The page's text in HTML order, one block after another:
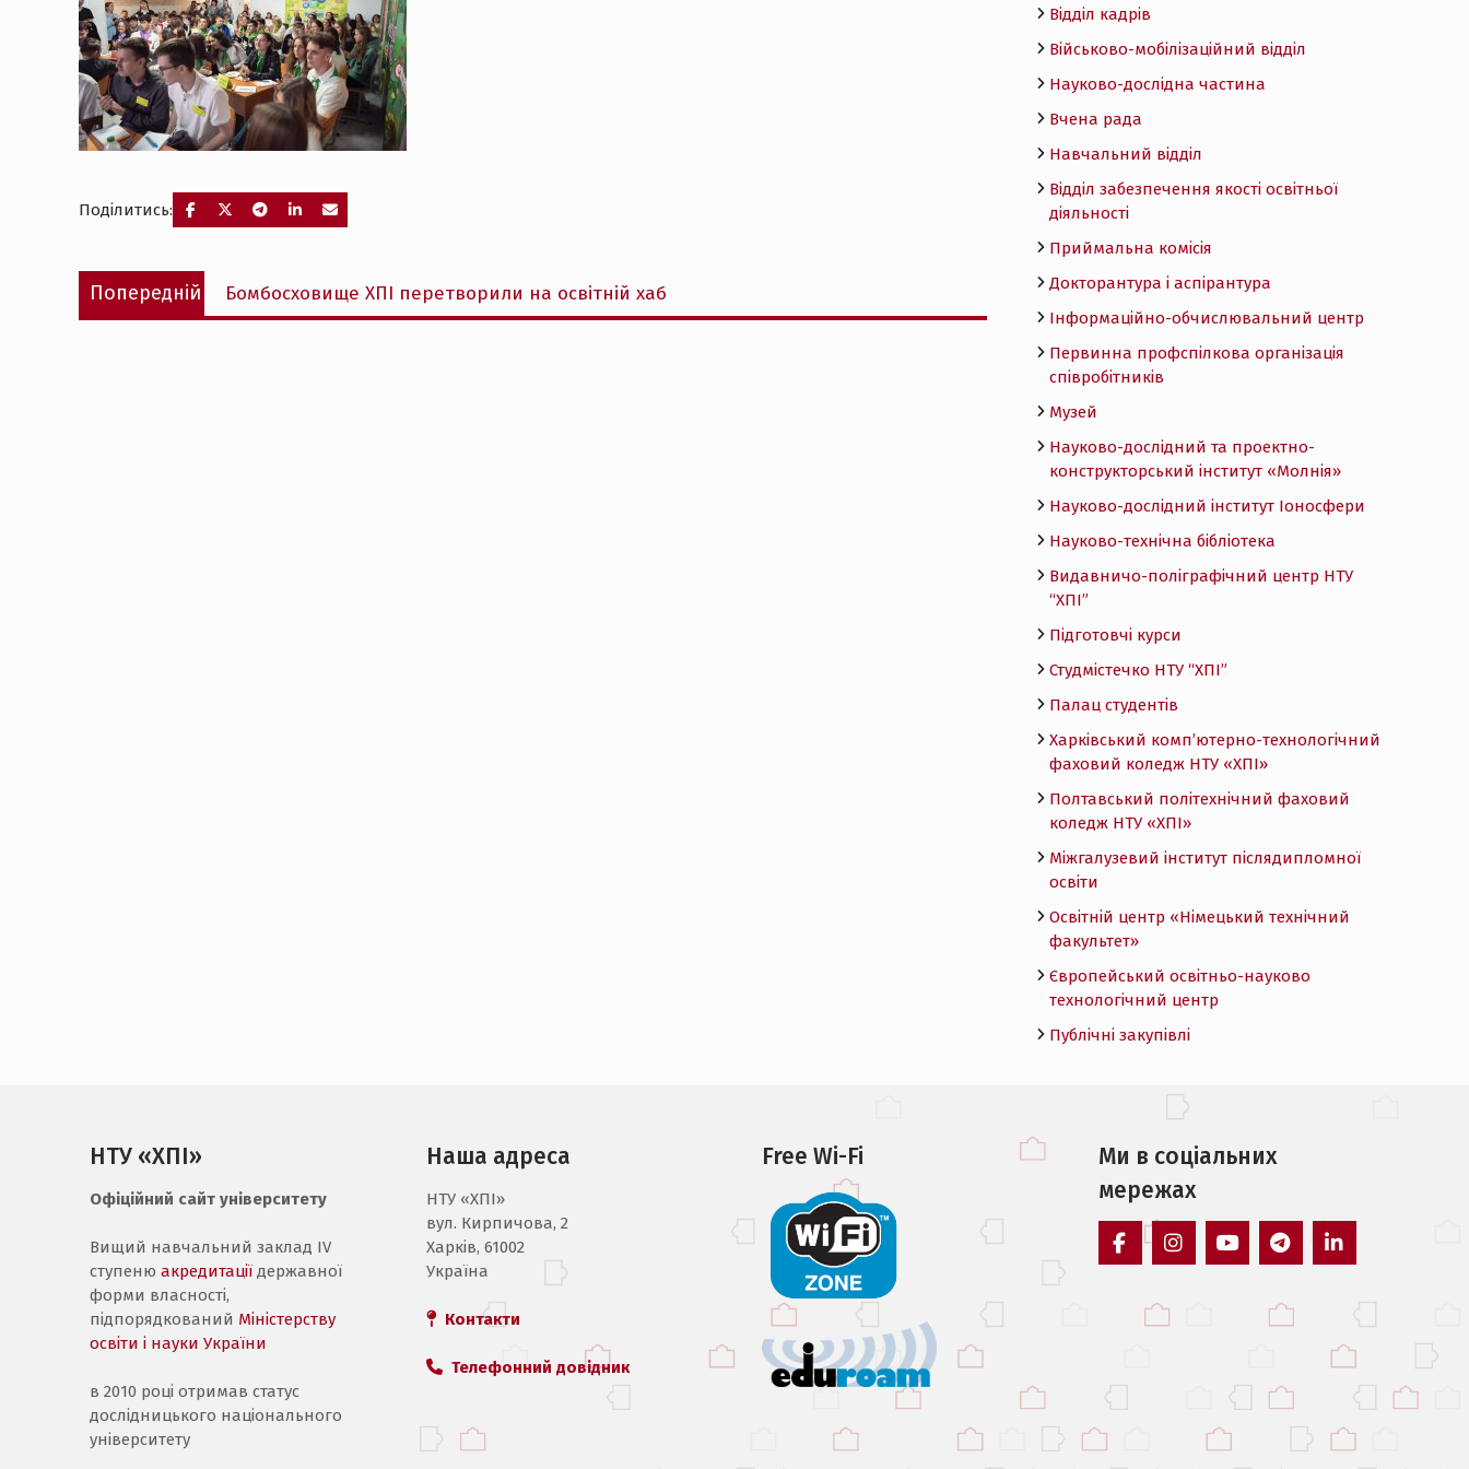
Поділитись:
Навігація
записів
Попередній
Попередній
запис:
Бомбосховище ХПІ перетворили на освітній хаб
Відділ кадрів
Військово-мобілізаційний відділ
Науково-дослідна частина
Вчена рада
Навчальний відділ
Відділ забезпечення якості освітньої
діяльності
Приймальна комісія
Докторантура і аспірантура
Інформаційно-обчислювальний центр
Первинна профспілкова організація
співробітників
Музей
Науково-дослідний та проектно-
конструкторський інститут «Молнія»
Науково-дослідний інститут Іоносфери
Науково-технічна бібліотека
Видавничо-поліграфічний центр НТУ
“ХПІ”
Підготовчі курси
Студмістечко НТУ “ХПІ”
Палац студентів
Харківський комп’ютерно-технологічний
фаховий коледж НТУ «ХПI»
Полтавський політехнічний фаховий
коледж НТУ «ХПI»
Міжгалузевий інститут післядипломної
освіти
Освітній центр «Німецький технічний
факультет»
Європейський освітньо-науково
технологічний центр
Публічні закупівлі
НТУ «ХПІ»
Офіційний сайт університету
Вищий навчальний заклад IV
ступеню акредитації державної
форми власності,
підпорядкований Міністерству
освіти і науки України
в 2010 році отримав статус
дослідницького національного
університету
Наша адреса
НТУ «ХПI»
вул. Кирпичова, 2
Харків, 61002
Україна
Контакти
Телефонний довідник
Free Wi-Fi
Ми в соцiальних
мережах